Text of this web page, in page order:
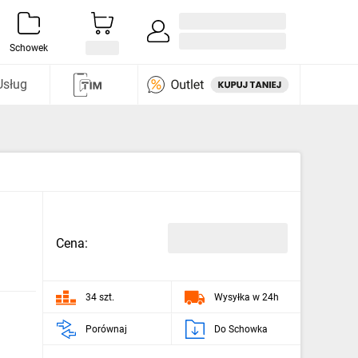
Schowek
Cena:
34 szt. Wysyłka w 24h
Porównaj Do Schowka